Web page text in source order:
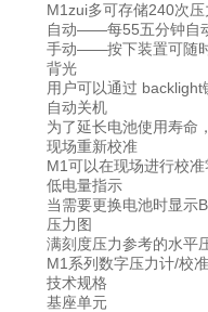
M1zui多可存储240次
自动——每55五分钟自
手动——按下装置可随
背光
用户可以通过
自动关机
为了延长电池使用寿命
现场重新校准
M1可以在现场进行校
低电量指示
当需要更换电池时显示
压力图
满刻度压力参考的水平
M1系列数字压力计/校
技术规格
基座单元